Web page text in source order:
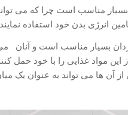
مناسب است چرا که می
انرژی بدن خود استفاده نمایند
بسیار مناسب است و آنان می
مواد غذایی را با خود حمل
آن ها می تواند به عنوان یک